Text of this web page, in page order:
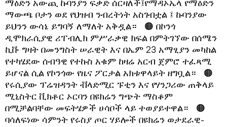
ማዕድን አውጪ ኩባንያን ፍቃድ ሰርዛለች፤የማዳኦኤላ የማዕድን
ማውጫ ቦታን ወደ የህዝብ ንብረትነት አስገብቷል ፤ ኩባንያው
ይህንን ውሳኔ ይግባኝ ለማለት አቅዷል። 🟠 በኮንጎ
ዲሞክራሲያዊ ሪፐብሊክ ምሥራቃዊ ክፍል በምትገኘው በሰሜን
ኪቩ ግዛት በመንግስት ሠራዊት እና በኤም 23 አማፂያን መካከል
የተካሄደው ሰብዓዊ የተኩስ አቁም ከዛሬ አርብ ጀምሮ ተፈጻሚ
ይሆናል ሲል የኮንጎው የዜና ፖርታል አክቱዋላይት ዘግቧል። 🟠
የሩሲያው ፕሬዝዳንት ቭላድሚር ፑቲን እና የሃንጋሪው ጠቅላይ
ሚኒስትር ቪክቶር ኦርባን በዩክሬን ግጭት ማስቆም
በሚቻልባቸው መፍትሄዎች ሀሳቦች ላይ ተወያይተዋል። 🟠
ባሳለፍነው ሳምንት የሩስያ ጦር ሃይሎች በዩክሬን ወታደራዊ-